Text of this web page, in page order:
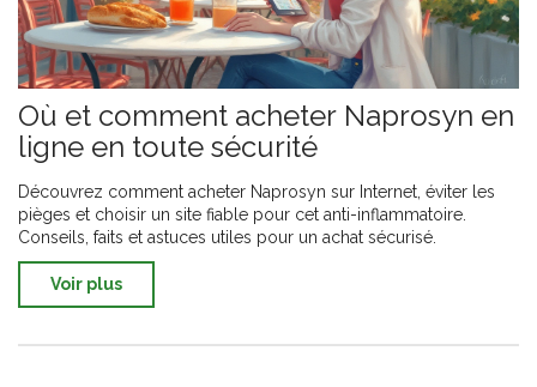
Où et comment acheter Naprosyn en
ligne en toute sécurité
Découvrez comment acheter Naprosyn sur Internet, éviter les
pièges et choisir un site fiable pour cet anti-inflammatoire.
Conseils, faits et astuces utiles pour un achat sécurisé.
Voir plus